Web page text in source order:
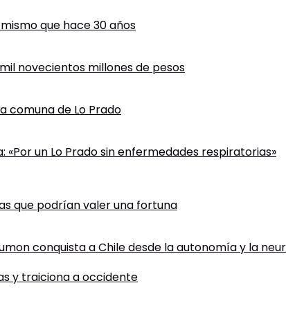
que hace 30 años
novecientos millones de pesos
comuna de Lo Prado
un Lo Prado sin enfermedades respiratorias»
que podrían valer una fortuna
conquista a Chile desde la autonomía y la
y traiciona a occidente